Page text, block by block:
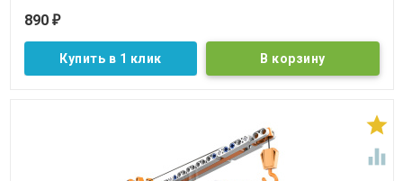
890 ₽
Купить в 1 клик

